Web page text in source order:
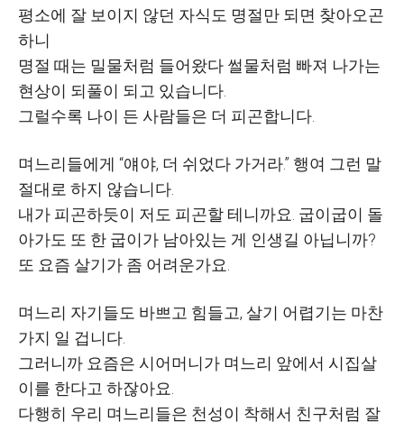
평소에 잘 보이지 않던 자식도 명절만 되면 찾아오곤
하니
명절 때는 밀물처럼 들어왔다 썰물처럼 빠져 나가는
현상이 되풀이 되고 있습니다
그럴수록 나이 든 사람들은 더 피곤합니다
며느리들에게 “얘야, 더 쉬었다 가거라.” 행여 그런 말
절대로 하지 않습니다
내가 피곤하듯이 저도 피곤할 테니까요 굽이굽이 돌
아가도 또 한 굽이가 남아있는 게 인생길 아닙니까?
또 요즘 살기가 좀 어려운가요
며느리 자기들도 바쁘고 힘들고, 살기 어렵기는 마찬
가지 일 겁니다
그러니까 요즘은 시어머니가 며느리 앞에서 시집살
이를 한다고 하잖아요
다행히 우리 며느리들은 천성이 착해서 친구처럼 잘